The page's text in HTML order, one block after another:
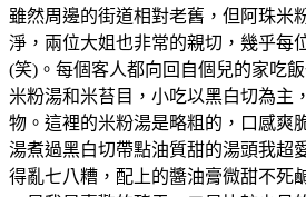
雖然周邊的街道相對老舊，但阿珠米
淨，兩位大姐也非常的親切，幾乎每
(笑)。每個客人都向回自個兒的家吃
米粉湯和米苔目，小吃以黑白切為主
物。這裡的米粉湯是略粗的，口感爽
湯煮過黑白切帶點油質甜的湯頭我超
得亂七八糟，配上的醬油膏微甜不死